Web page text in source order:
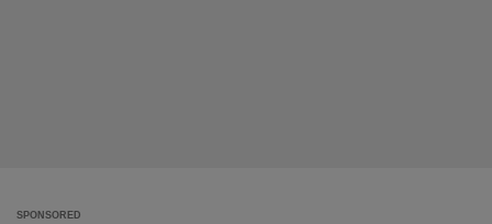
SPONSORED